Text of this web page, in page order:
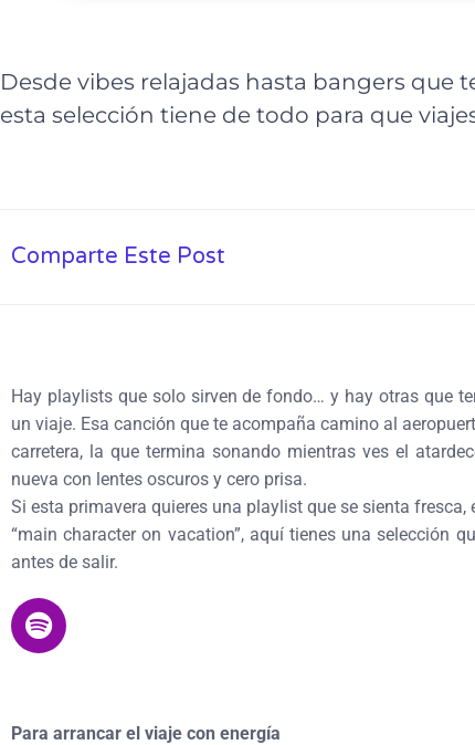
Desde vibes relajadas hasta bangers que
esta selección tiene de todo para que
Comparte Este Post
Hay playlists que solo sirven de fondo… y hay otras que
un viaje. Esa canción que te acompaña camino al
carretera, la que termina sonando mientras ves el
nueva con lentes oscuros y cero prisa.
Si esta primavera quieres una playlist que se sienta
“main character on vacation”, aquí tienes una selección
antes de salir.
Para arrancar el viaje con energía